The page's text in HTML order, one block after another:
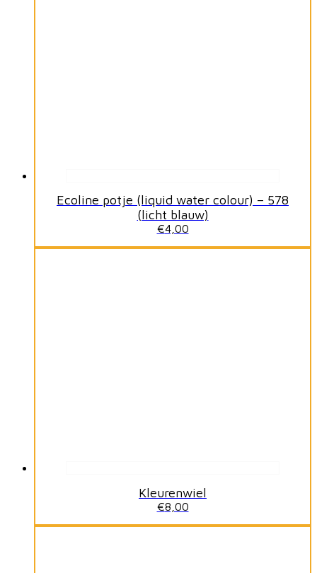
Ecoline potje (liquid water colour) – 578
(licht blauw)
€4,00
Kleurenwiel
€8,00